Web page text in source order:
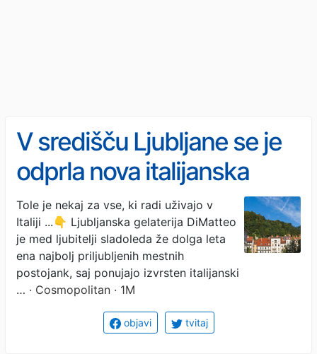
V središču Ljubljane se je
odprla nova italijanska
zgodba, ki bo navdušila
ljubitelje sladkega življenja
Tole je nekaj za vse, ki radi uživajo v
Italiji ...👇 Ljubljanska gelaterija DiMatteo
je med ljubitelji sladoleda že dolga leta
ena najbolj priljubljenih mestnih
postojank, saj ponujajo izvrsten italijanski
… · Cosmopolitan · 1M
objavi tvitaj